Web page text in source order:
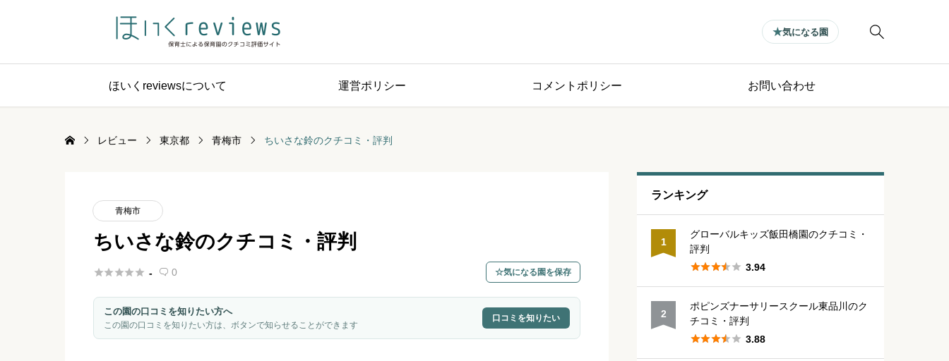

気になる園
ほいくreviewsについて 運営ポリシー コメントポリシー お問い合わせ
レビュー 東京都 青梅市 ちいさな鈴のクチコミ・評判
青梅市
ちいさな鈴のクチコミ・評判
 -  0 気になる園を保存
この園の口コミを知りたい方へ
この園の口コミを知りたい方は、ボタンで知らせることができます
口コミを知りたい
ランキング
1
グローバルキッズ飯田橋園のクチコミ・
評判
 3.94
2
ポピンズナーサリースクール東品川のク
チコミ・評判
 3.88